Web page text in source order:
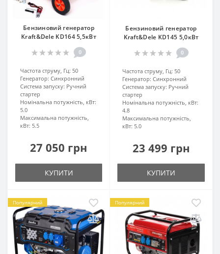
Бензиновий генератор
Kraft&Dele KD164 5,5кВт
0
Частота струму, Гц: 50
Генератор: Синхронний
Система запуску: Ручний
стартер
Номінальна потужність, кВт:
5.0
Максимальна потужність,
кВт: 5.5
27 050 грн
КУПИТИ
Бензиновий генератор
Kraft&Dele KD145 5,0кВт
0
Частота струму, Гц: 50
Генератор: Синхронний
Система запуску: Ручний
стартер
Номінальна потужність, кВт:
4.8
Максимальна потужність,
кВт: 5.0
23 499 грн
КУПИТИ
Популярний Популярний